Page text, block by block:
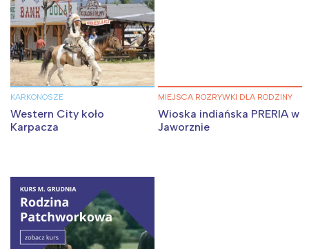
KARKONOSZE
Western City koło
Karpacza
MIEJSCA ROZRYWKI DLA RODZINY
Wioska indiańska PRERIA w
Jaworznie